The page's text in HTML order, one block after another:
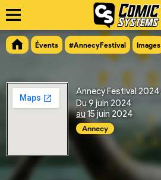
Évents #AnnecyFestival Images
Annecy Festival 2024
Du9 juin 2024
au15 juin 2024
Annecy